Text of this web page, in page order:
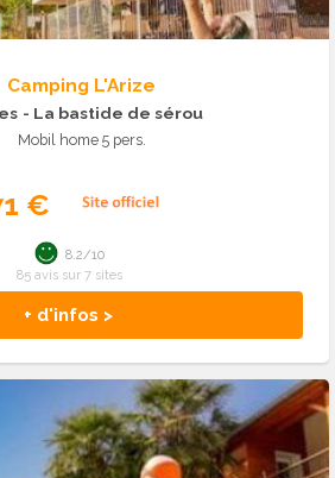
Camping L'Arize
- La bastide de sérou
Mobil home 5 pers.
€
+ d'infos >
8.2/10
85 avis sur 7 sites